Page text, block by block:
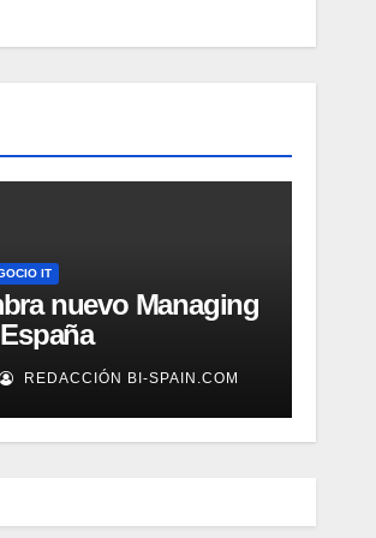
IT
nuevo Managing
REDACCIÓN BI-SPAIN.COM